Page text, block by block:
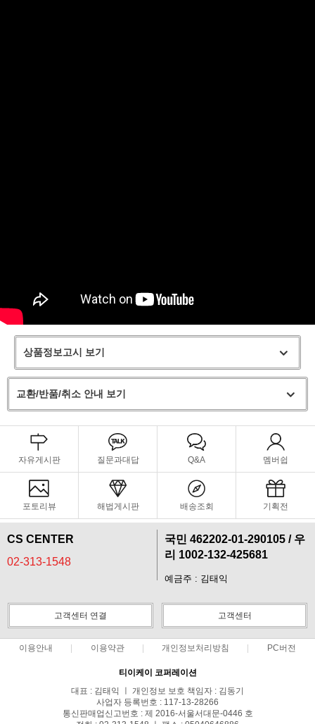
구매
상품정보고시 보기
교환/반품/취소 안내 보기
자유게시판 질문과대답 Q&A 멤버쉽
포토리뷰 해법게시판 배송조회 기획전
CS CENTER
02-313-1548
국민 462202-01-290105 / 우
리 1002-132-425681
예금주 : 김태익
고객센터 연결 고객센터
이용안내 이용약관 개인정보처리방침 PC버전
티이케이 코퍼레이션
대표 : 김태익 ㅣ 개인정보 보호 책임자 : 김동기
사업자 등록번호 : 117-13-28266
통신판매업신고번호 : 제 2016-서울서대문-0446 호